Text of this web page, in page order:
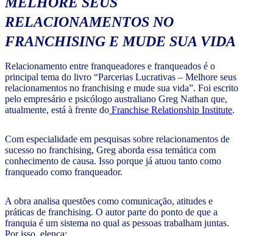
RELACIONAMENTOS NO
FRANCHISING E MUDE SUA VIDA
Relacionamento entre franqueadores e franqueados é o
principal tema do livro “Parcerias Lucrativas – Melhore seus
relacionamentos no franchising e mude sua vida”. Foi escrito
pelo empresário e psicólogo australiano Greg Nathan que,
atualmente, está à frente do Franchise Relationship Institute.
Com especialidade em pesquisas sobre relacionamentos de
sucesso no franchising, Greg aborda essa temática com
conhecimento de causa. Isso porque já atuou tanto como
franqueado como franqueador.
A obra analisa questões como comunicação, atitudes e
práticas de franchising. O autor parte do ponto de que a
franquia é um sistema no qual as pessoas trabalham juntas.